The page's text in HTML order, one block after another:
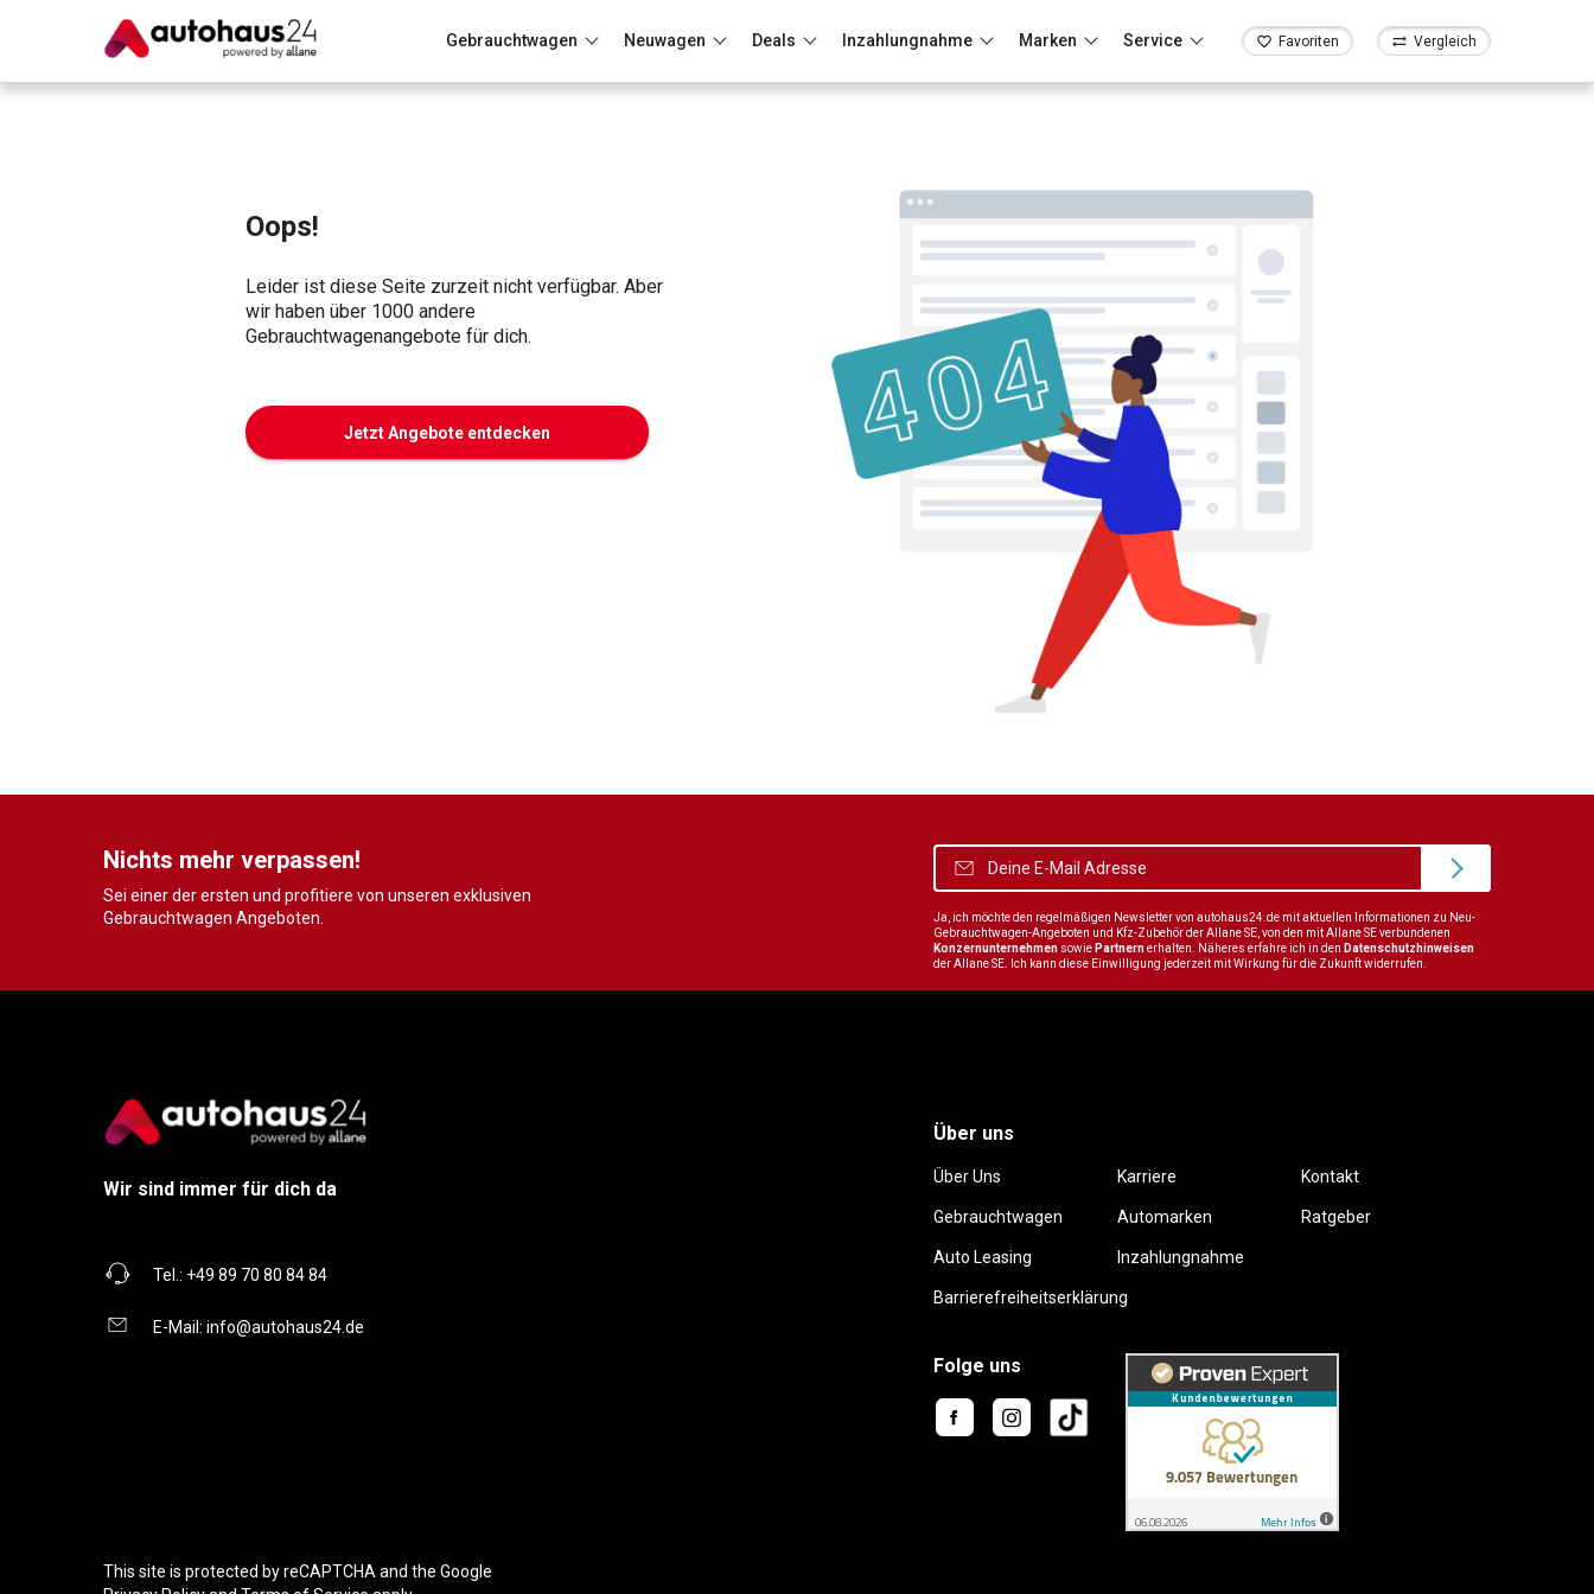
Gebrauchtwagen Neuwagen Deals Inzahlungnahme Marken Service Favoriten Vergleich
Oops!
Leider ist diese Seite zurzeit nicht verfügbar. Aber
wir haben über 1000 andere
Gebrauchtwagenangebote für dich.
Jetzt Angebote entdecken
Nichts mehr verpassen!
Sei einer der ersten und profitiere von unseren exklusiven
Gebrauchtwagen Angeboten.
Ja, ich möchte den regelmäßigen Newsletter von autohaus24.de mit aktuellen Informationen zu Neu-
Gebrauchtwagen-Angeboten und Kfz-Zubehör der Allane SE, von den mit Allane SE verbundenen
Konzernunternehmen sowie Partnernerhalten. Näheres erfahre ich in den Datenschutzhinweisen
der Allane SE. Ich kann diese Einwilligung jederzeit mit Wirkung für die Zukunft widerrufen.
Wir sind immer für dich da
Tel.: +49 89 70 80 84 84
E-Mail: info@autohaus24.de
Über uns
Über Uns Karriere Kontakt
Gebrauchtwagen Automarken Ratgeber
Auto Leasing Inzahlungnahme
Barrierefreiheitserklärung
Folge uns
This site is protected by reCAPTCHA and the Google